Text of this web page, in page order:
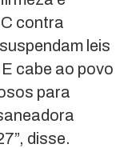
contra
leis
cabe ao povo
para
disse.